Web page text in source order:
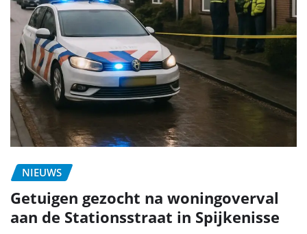
NIEUWS
Getuigen gezocht na woningoverval
aan de Stationsstraat in Spijkenisse